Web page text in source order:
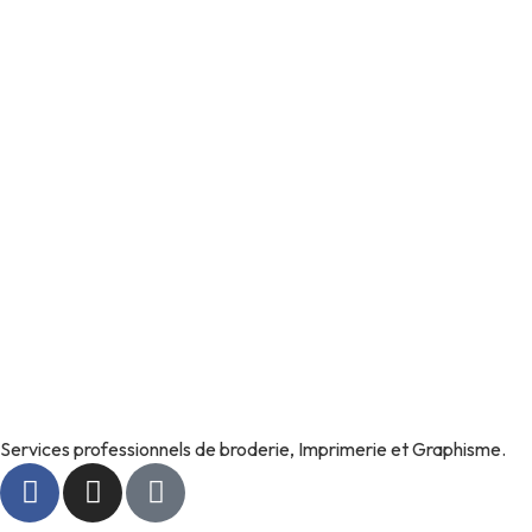
Services professionnels de broderie, Imprimerie et Graphisme.